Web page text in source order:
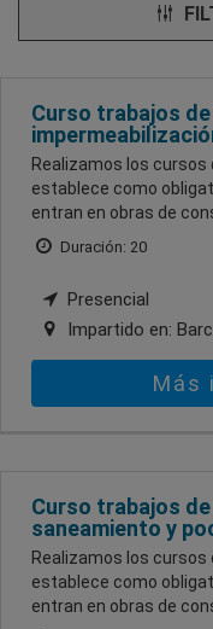
Curso trabajos
Realizamos los cursos
establece como
entran en obras de
Duración: 20
Presencial
Impartido en:
Más
Curso trabajos
saneamiento y
Realizamos los cursos
establece como
entran en obras de